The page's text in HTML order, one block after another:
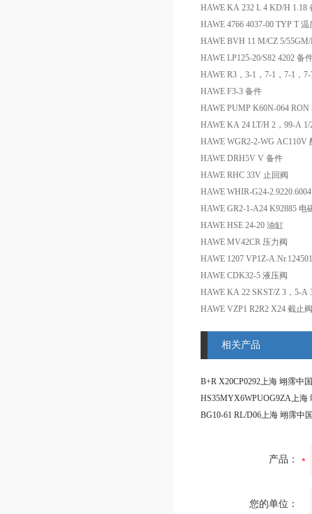
HAWE KA 232 L 4 KD/H 1.18
HAWE 4766 4037-00 TYP T
HAWE BVH 11 M/CZ 5/
HAWE LP125-20/S82 4202 备
HAWE R3，3-1，7-1，7-1，
HAWE F3-3 备件
HAWE PUMP K60N-064 RON
HAWE KA 24 LT/H 2，99-A
HAWE WGR2-2-WG AC110V
HAWE DRH5V V 备件
HAWE RHC 33V 止回阀
HAWE WHIR-G24-
HAWE GR2-1-A24 K92885 电
HAWE HSE 24-20 油缸
HAWE MV42CR 压力阀
HAWE 1207 VP1Z-
HAWE CDK32-5 液压阀
HAWE KA 22 SKST/Z 3，5-A
HAWE VZP1 R2R2 X24 截止阀
相关产品
产品：
您的单位：